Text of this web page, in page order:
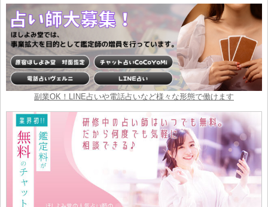
副業OK！LINE占いや電話占いなど様々な形態で働けます